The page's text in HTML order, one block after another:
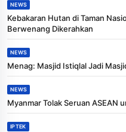
NEWS
Kebakaran Hutan di Taman
Berwenang Dikerahkan
NEWS
Menag: Masjid Istiqlal Jadi
NEWS
Myanmar Tolak Seruan ASEAN
IPTEK